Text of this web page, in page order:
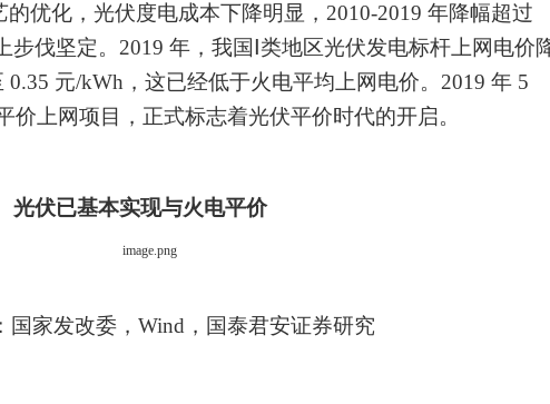
优化，光伏度电成本下降明显， 2010-2019 年降幅超过
伐坚定。 2019 年，我国Ⅰ类地区光伏发电标杆上网电价
0.35 元/kWh，这已经低于火电平均上网电价。 2019 年 5
价上网项目，正式标志着光伏平价时代的开启。
光伏已基本实现与火电平价
国家发改委， Wind，国泰君安证券研究